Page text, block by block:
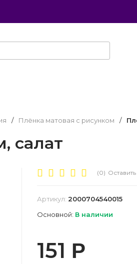
/ Плёнка матовая с рисунком /
салат
(0)
Артикул: 2000704540015
Основной: В наличии
151 Р